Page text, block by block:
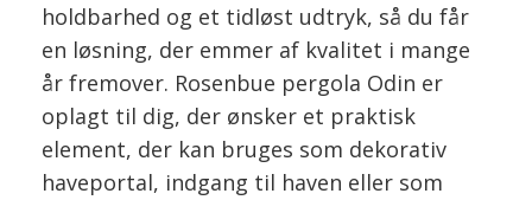
holdbarhed og et tidløst udtryk, så du får
en løsning, der emmer af kvalitet i mange
år fremover. Rosenbue pergola Odin er
oplagt til dig, der ønsker et praktisk
element, der kan bruges som dekorativ
haveportal, indgang til haven eller som